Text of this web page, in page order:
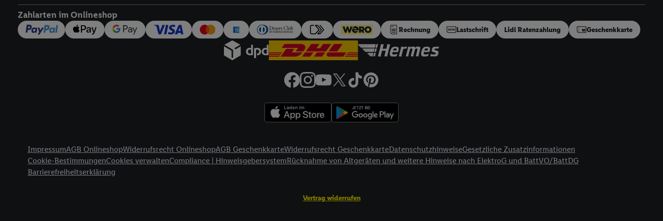
Zahlarten im Onlineshop
Rechnung Lastschrift Lidl Ratenzahlung Geschenkkarte
ImpressumAGB OnlineshopWiderrufsrecht OnlineshopAGB GeschenkkarteWiderrufsrecht GeschenkkarteDatenschutzhinweiseGesetzliche Zusatzinformationen
Cookie-BestimmungenCookies verwaltenCompliance | HinweisgebersystemRücknahme von Altgeräten und weitere Hinweise nach ElektroG und BattVO/BattDG
Barrierefreiheitserklärung
Vertrag widerrufen
widerrufen - jederzeit auch überdas Datenschutzportal von Utiq („consenthub“)oder über „Anpassen“/„Nutzung der
die Lidl-Dienste) widerrufen. Weitere Informationen finden Sie in denDatenschutzbestimmungen von Utiq.
Durch einen Klick auf „Ablehnen“ können Sie nur den Einsatz notwendiger Techniken zulassen. Durch einen Klick auf
„Zustimmen“ stimmen Sie allen Verarbeitungen zu sämtlichen vorgenannten Zwecken unter Einbindung sämtlicher
jederzeit mit Wirkung für die Zukunft zu widerrufen, finden Sie in unserenDatenschutzbestimmungen
Unter „Anpassen“ können Sie einzelne Verwendungszwecke oder Partner zulassen; das gilt auch für die
Gewährleistung der Sicherheit, Verhinderung und Aufdeckung von Betrug und Fehlerbehebung, Bereitstellung und
Verknüpfung verschiedener Endgeräte, Identifikation von Geräten anhand automatisch übermittelter Informationen,
Messung des Erfolgs von Werbekampagnen durch TTD und Nutzung der Telekommunikations-basierten Utiq-
Zugriff auf Informationen auf einem Endgerät. Entwicklung und Verbesserung der Angebote. Analyse von